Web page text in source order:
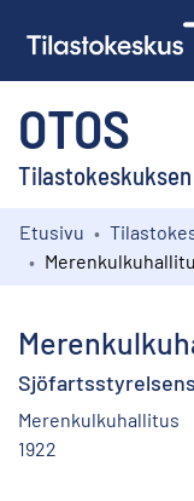
OTOS
Kokoelmat
Etusivu
Merenkulkuhallitus
1922